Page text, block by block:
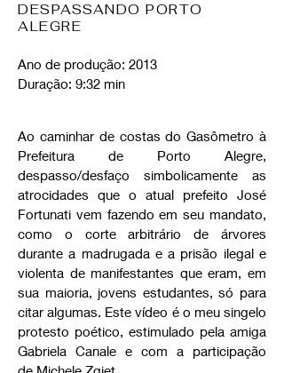
DESPASSANDO PORTO
ALEGRE
Ano de produção: 2013
Duração: 9:32 min
Ao caminhar de costas do Gasômetro à
Prefeitura de Porto Alegre,
despasso/desfaço simbolicamente as
atrocidades que o atual prefeito José
Fortunati vem fazendo em seu mandato,
como o corte arbitrário de árvores
durante a madrugada e a prisão ilegal e
violenta de manifestantes que eram, em
sua maioria, jovens estudantes, só para
citar algumas. Este vídeo é o meu singelo
protesto poético, estimulado pela amiga
Gabriela Canale e com a participação